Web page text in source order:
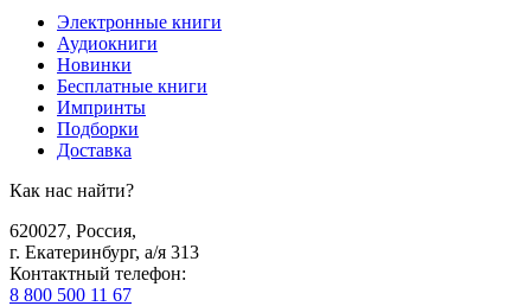
Электронные книги
Аудиокниги
Новинки
Бесплатные книги
Импринты
Подборки
Доставка
Как нас найти?
620027, Россия,
г. Екатеринбург, а/я 313
Контактный телефон:
8 800 500 11 67